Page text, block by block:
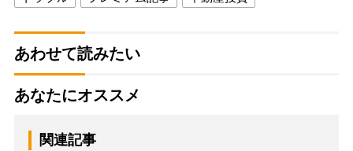
あわせて読みたい
あなたにオススメ
関連記事